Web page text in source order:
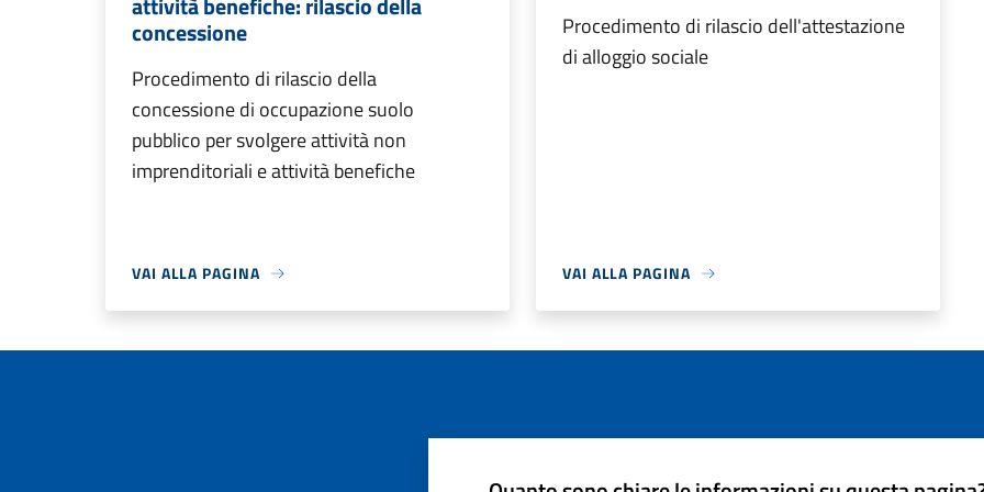
concessione
Procedimento di rilascio della
concessione di occupazione suolo
pubblico per svolgere attività non
imprenditoriali e attività benefiche
VAI ALLA PAGINA
Procedimento di rilascio dell'attestazione
di alloggio sociale
VAI ALLA PAGINA